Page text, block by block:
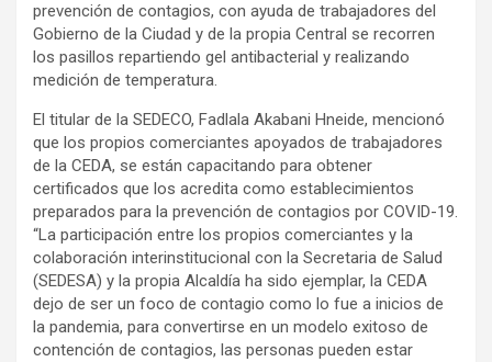
prevención de contagios, con ayuda de trabajadores del
Gobierno de la Ciudad y de la propia Central se recorren
los pasillos repartiendo gel antibacterial y realizando
medición de temperatura.
El titular de la SEDECO, Fadlala Akabani Hneide, mencionó
que los propios comerciantes apoyados de trabajadores
de la CEDA, se están capacitando para obtener
certificados que los acredita como establecimientos
preparados para la prevención de contagios por COVID-19.
“La participación entre los propios comerciantes y la
colaboración interinstitucional con la Secretaria de Salud
(SEDESA) y la propia Alcaldía ha sido ejemplar, la CEDA
dejo de ser un foco de contagio como lo fue a inicios de
la pandemia, para convertirse en un modelo exitoso de
contención de contagios, las personas pueden estar